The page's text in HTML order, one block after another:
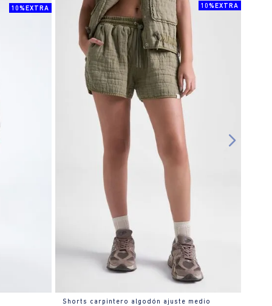
10%EXTRA
10%EXTRA
Shorts carpintero algodón ajuste medio